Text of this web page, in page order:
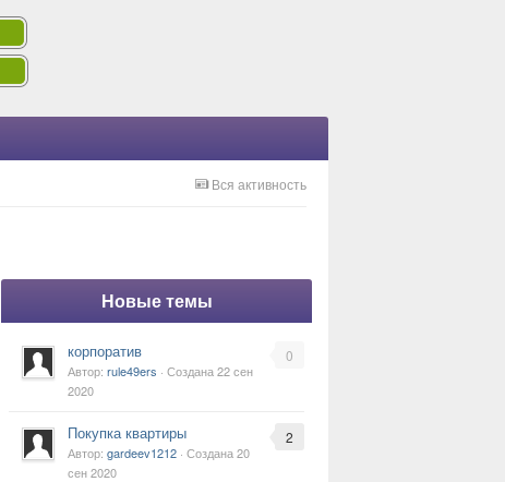
Вся активность
Новые темы
0
корпоратив
Автор: rule49ers · Создана22 сен
2020
2
Покупка квартиры
Автор: gardeev1212 · Создана20
сен 2020